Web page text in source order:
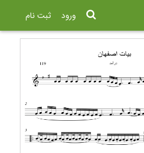
ثبت نام ورود